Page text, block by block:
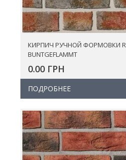
КИРПИЧ РУЧНОЙ ФОРМОВКИ
BUNTGEFLAMMT
0.00 ГРН
ПОДРОБНЕЕ